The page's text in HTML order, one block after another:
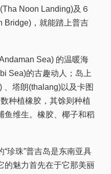
Noon Landing)及６
Bridge)，就能踏上普吉
Sea) 的温暖海
Sea)的古趣动人；岛上
、塔朗(thalang)以及卡图
种植橡胶，其馀则种植
鱼维生。橡胶、椰子和稻
珍珠”普吉岛是东南亚具
的魅力首先在于它那美丽